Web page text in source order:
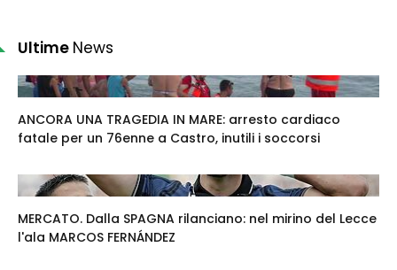
Ultime News
ANCORA UNA TRAGEDIA IN MARE: arresto cardiaco
fatale per un 76enne a Castro, inutili i soccorsi
MERCATO. Dalla SPAGNA rilanciano: nel mirino del Lecce
l'ala MARCOS FERNÁNDEZ